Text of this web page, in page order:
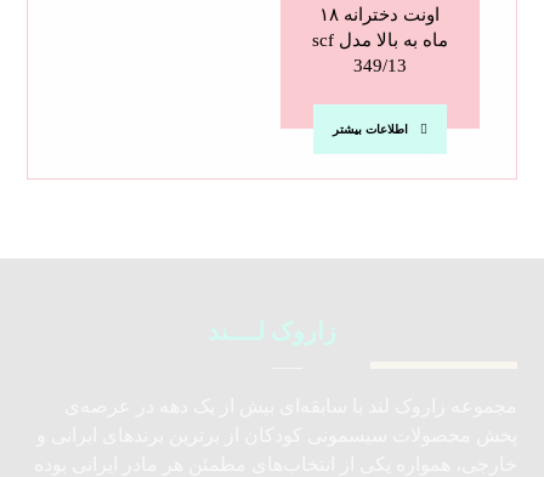
اونت دخترانه ۱۸
ماه به بالا مدل scf
349/13
اطلاعات بیشتر